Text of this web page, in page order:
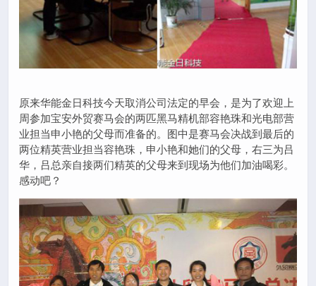
原来华能金日科技今天取消公司法定的早会，是为了欢迎上
周参加宝安外贸赛马会的两匹黑马精机部容艳珠和光电部营
业担当申小艳的父母而准备的。图中是赛马会决战到最后的
两位精英营业担当容艳珠，申小艳和她们的父母，右三为吕
华，吕总亲自接两们精英的父母来到现场为他们加油喝彩。
感动吧？